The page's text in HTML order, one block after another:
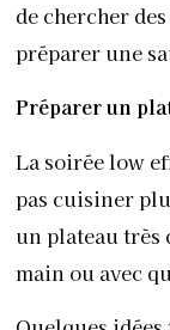
de chercher
préparer une
Préparer un
La soirée low
pas cuisiner
un plateau très
main ou avec